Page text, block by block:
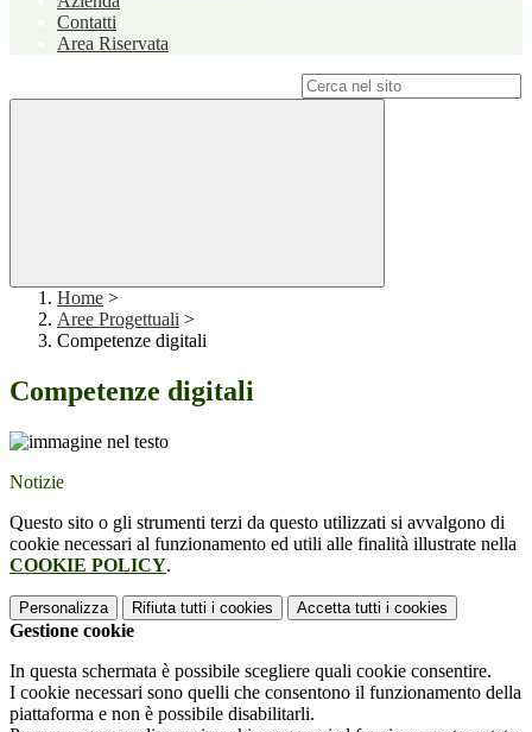
Contatti
Area Riservata
Home >
Aree Progettuali >
Competenze digitali
Competenze digitali
Notizie
Questo sito o gli strumenti terzi da questo utilizzati si avvalgono di
cookie necessari al funzionamento ed utili alle finalità illustrate nella
COOKIE POLICY.
Personalizza Rifiuta tutti i cookies Accetta tutti i cookies
Gestione cookie
In questa schermata è possibile scegliere quali cookie consentire.
I cookie necessari sono quelli che consentono il funzionamento della
piattaforma e non è possibile disabilitarli.